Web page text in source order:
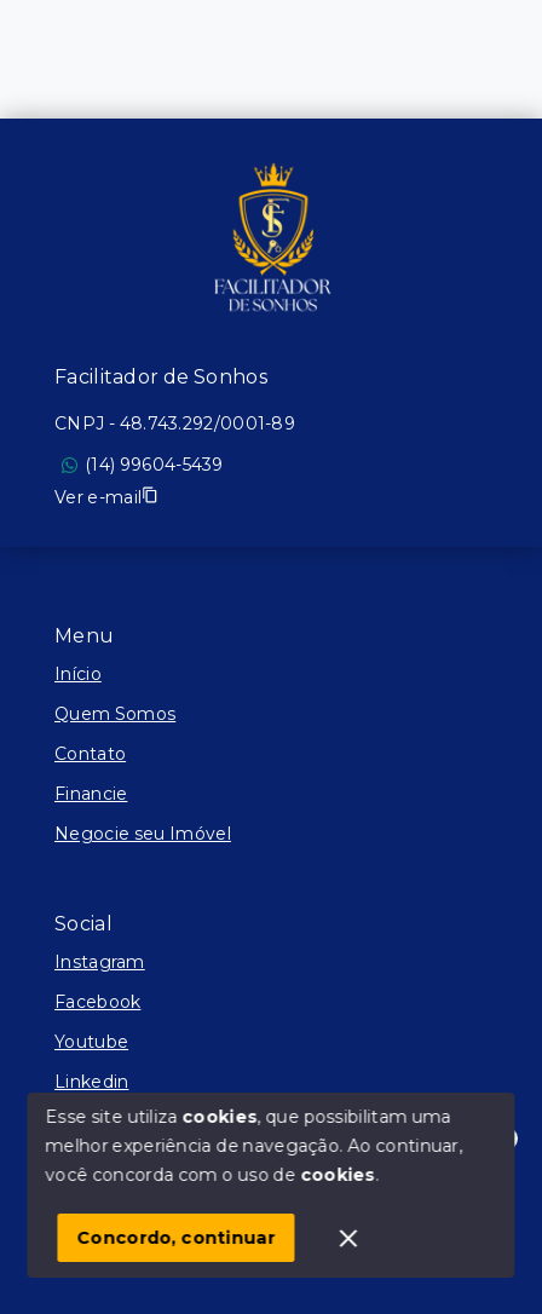
Olá! Estamos disponíveis para te ajudar.
Menu
Início
Quem Somos
Contato
Financie
Negocie seu Imóvel
Social
Instagram
Facebook
Youtube
Linkedin
© Copyright 2026 - Facilitador de Sonhos - Todos os
SITE PARA IMOBILIARIA
Facilitador de Sonhos
CNPJ - 48.743.292/0001-89
(14) 99604-5439
Ver e-mail
Esse site utiliza cookies, que possibilitam uma
melhor experiência de navegação.Ao continuar,
você concorda com o uso de cookies.
Concordo, continuar